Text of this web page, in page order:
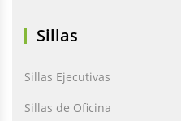
Sillas
Sillas Ejecutivas
Sillas de Oficina